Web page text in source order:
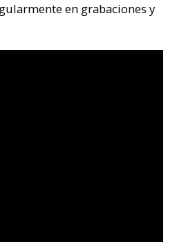
en grabaciones y